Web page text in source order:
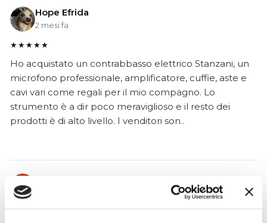
Hope Efrida
2 mesi fa
★★★★★
Ho acquistato un contrabbasso elettrico Stanzani, un
microfono professionale, amplificatore, cuffie, aste e
cavi vari come regali per il mio compagno. Lo
strumento è a dir poco meraviglioso e il resto dei
prodotti è di alto livello. I venditori son..
★★★★★